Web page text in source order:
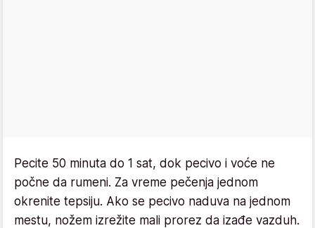
Pecite 50 minuta do 1 sat, dok pecivo i voće ne
počne da rumeni. Za vreme pečenja jednom
okrenite tepsiju. Ako se pecivo naduva na jednom
mestu, nožem izrežite mali prorez da izađe vazduh.